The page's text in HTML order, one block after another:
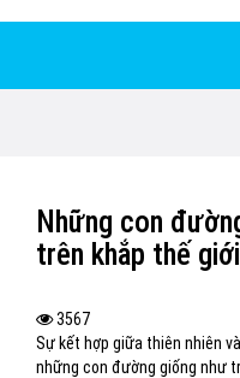
Những con
trên khắp thế giới
3567
Sự kết hợp giữa thiên nhiên
những con đường giống như